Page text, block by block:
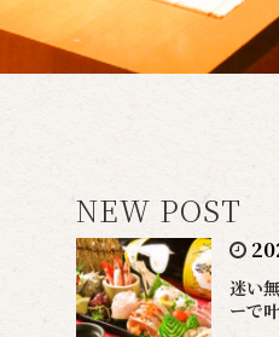
NEW POST
迷い
ーで